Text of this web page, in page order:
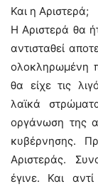
Και η Αριστερά;
Η Αριστερά θα
αντισταθεί
ολοκληρωμένη
θα είχε τις
λαϊκά
οργάνωση της
κυβέρνησης.
Αριστεράς.
έγινε. Και